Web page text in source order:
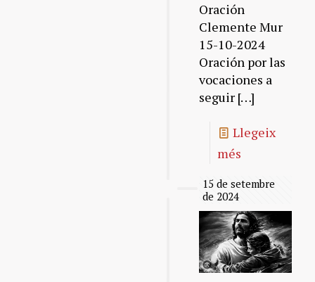
Oración
Clemente Mur
15-10-2024
Oración por las
vocaciones a
seguir […]
Llegeix
més
15 de setembre
de 2024